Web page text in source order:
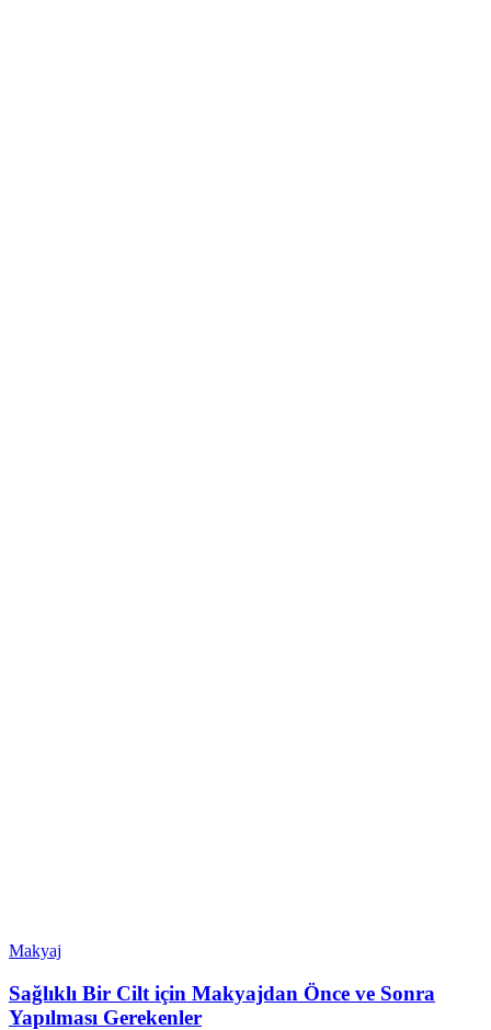
Makyaj
Sağlıklı Bir Cilt için Makyajdan Önce ve Sonra
Yapılması Gerekenler